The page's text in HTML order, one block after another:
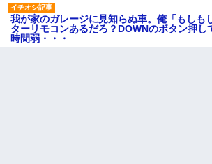
我が家のガレージに見知らぬ車。俺「もしも
ターリモコンあるだろ？DOWNのボタン押
時間弱・・・